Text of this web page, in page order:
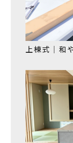
上棟式｜和